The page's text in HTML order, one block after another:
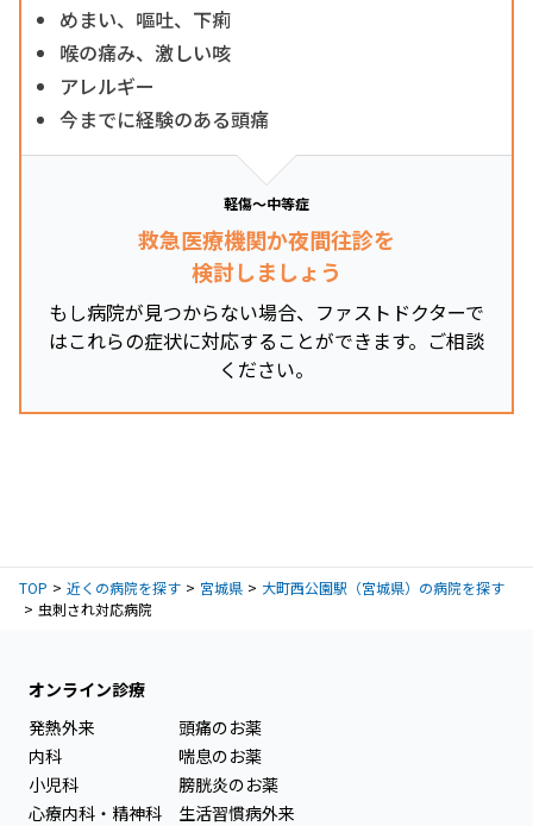
めまい、嘔吐、下痢
喉の痛み、激しい咳
アレルギー
今までに経験のある頭痛
軽傷～中等症
救急医療機関か夜間往診を
検討しましょう
もし病院が見つからない場合、ファストドクターで
はこれらの症状に対応することができます。ご相談
ください。
TOP 近くの病院を探す 宮城県
大町西公園駅（宮城県）の病院を探す
虫刺され対応病院
オンライン診療
発熱外来
内科
小児科
心療内科・精神科
頭痛のお薬
喘息のお薬
膀胱炎のお薬
生活習慣病外来